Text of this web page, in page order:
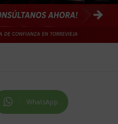
WhatsApp